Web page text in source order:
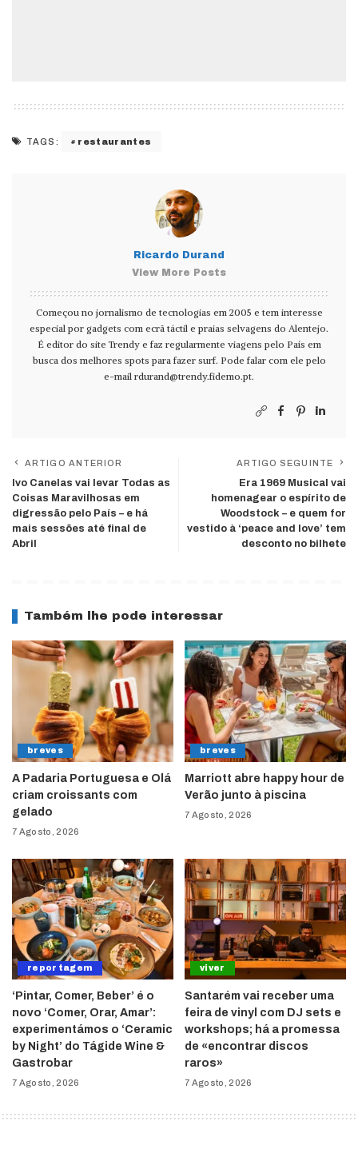
TAGS: restaurantes
Ricardo Durand
View More Posts
Começou no jornalismo de tecnologias em 2005 e tem interesse
especial por gadgets com ecrã táctil e praias selvagens do Alentejo.
É editor do site Trendy e faz regularmente viagens pelo País em
busca dos melhores spots para fazer surf. Pode falar com ele pelo
e-mail rdurand@trendy.fidemo.pt.
ARTIGO ANTERIOR
Ivo Canelas vai levar Todas as
Coisas Maravilhosas em
digressão pelo País – e há
mais sessões até final de
Abril
ARTIGO SEGUINTE
Era 1969 Musical vai
homenagear o espírito de
Woodstock – e quem for
vestido à ‘peace and love’ tem
desconto no bilhete
Também lhe pode interessar
breves
A Padaria Portuguesa e Olá
criam croissants com
gelado
7 Agosto, 2026
breves
Marriott abre happy hour de
Verão junto à piscina
7 Agosto, 2026
reportagem
‘Pintar, Comer, Beber’ é o
novo ‘Comer, Orar, Amar’:
experimentámos o ‘Ceramic
by Night’ do Tágide Wine &
Gastrobar
7 Agosto, 2026
viver
Santarém vai receber uma
feira de vinyl com DJ sets e
workshops; há a promessa
de «encontrar discos
raros»
7 Agosto, 2026